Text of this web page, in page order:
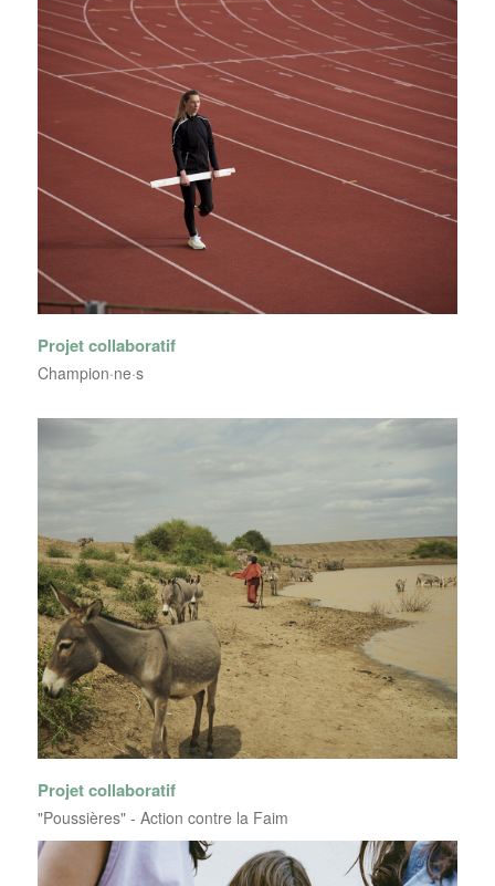
Projet collaboratif
Champion·ne·s
Projet collaboratif
"Poussières" - Action contre la Faim